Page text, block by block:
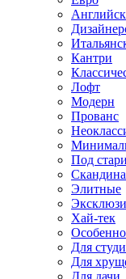
Кантри
Лофт
Модерн
Прованс
Под
Элитные
Хай-тек
Для
Для
Для дачи